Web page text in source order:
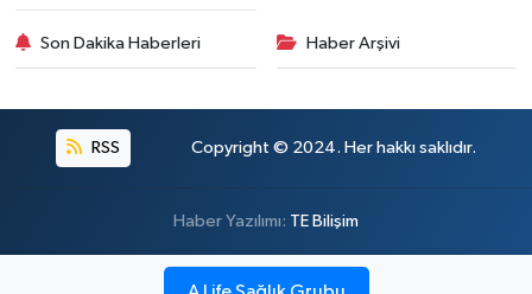
Son Dakika Haberleri Haber Arşivi
RSS Copyright © 2024. Her hakkı saklıdır.
Haber Yazılımı: TE Bilişim